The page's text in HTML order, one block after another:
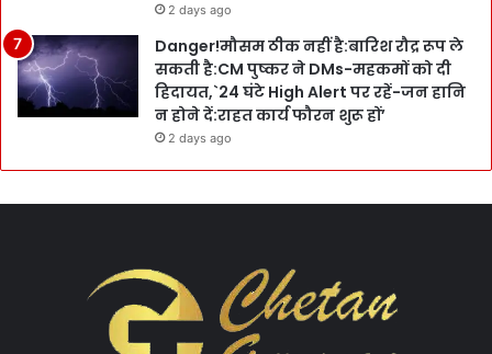
2 days ago
Danger!मौसम ठीक नहीं है:बारिश रौद्र रूप ले
सकती है:CM पुष्कर ने DMs-महकमों को दी
हिदायत,`24 घंटे High Alert पर रहें-जन हानि
न होने दें:राहत कार्य फौरन शुरू हों’
2 days ago